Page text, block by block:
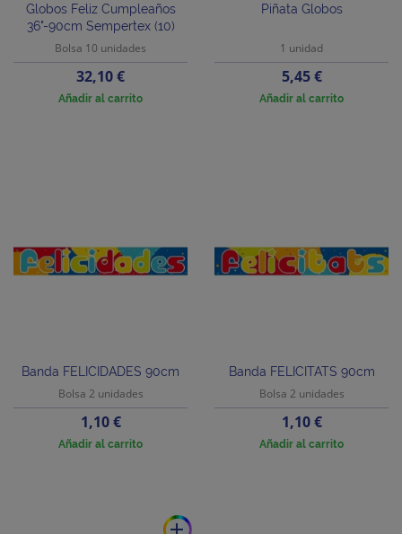
Globos Feliz Cumpleaños
36"-90cm Sempertex (10)
Bolsa 10 unidades
Precio
32,10 €
Añadir al carrito
Piñata Globos
1 unidad
Precio
5,45 €
Añadir al carrito
Banda FELICIDADES 90cm
Bolsa 2 unidades
Precio
1,10 €
Añadir al carrito
Banda FELICITATS 90cm
Bolsa 2 unidades
Precio
1,10 €
Añadir al carrito
add